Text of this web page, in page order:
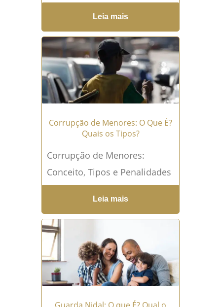
policiais estão entre os
profissionais mais expostos a
riscos devido à natureza
intrinsecamente perigosa...
Leia mais →
Leia mais
Corrupção de Menores: O Que É?
Quais os Tipos?
Corrupção de Menores:
Conceito, Tipos e Penalidades
A corrupção de menores é um
crime que atenta contra a
dignidade sexual e o...Leia
mais →
Leia mais